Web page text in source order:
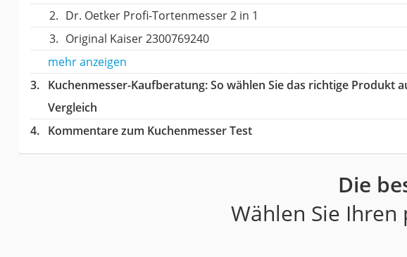
Dr. Oetker Profi-Tortenmesser 2 in 1
Original Kaiser 2300769240
mehr anzeigen
Kuchenmesser-Kaufberatung: So wählen Sie das richtige Produkt
Vergleich
Kommentare zum Kuchenmesser Test
Die
Wählen Sie